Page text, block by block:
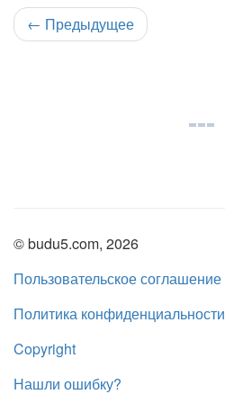
← Предыдущее
© budu5.com, 2026
Пользовательское соглашение
Политика конфиденциальности
Copyright
Нашли ошибку?